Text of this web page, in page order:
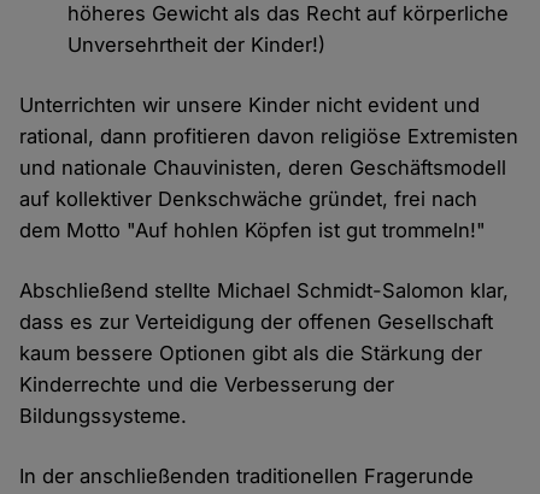
höheres Gewicht als das Recht auf körperliche
Unversehrtheit der Kinder!)
Unterrichten wir unsere Kinder nicht evident und
rational, dann profitieren davon religiöse Extremisten
und nationale Chauvinisten, deren Geschäftsmodell
auf kollektiver Denkschwäche gründet, frei nach
dem Motto "Auf hohlen Köpfen ist gut trommeln!"
Abschließend stellte Michael Schmidt-Salomon klar,
dass es zur Verteidigung der offenen Gesellschaft
kaum bessere Optionen gibt als die Stärkung der
Kinderrechte und die Verbesserung der
Bildungssysteme.
In der anschließenden traditionellen Fragerunde